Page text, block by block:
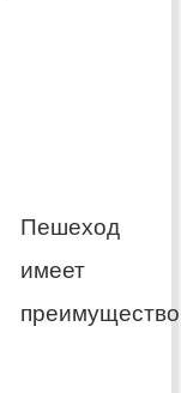
Пешеход
имеет
преимущество